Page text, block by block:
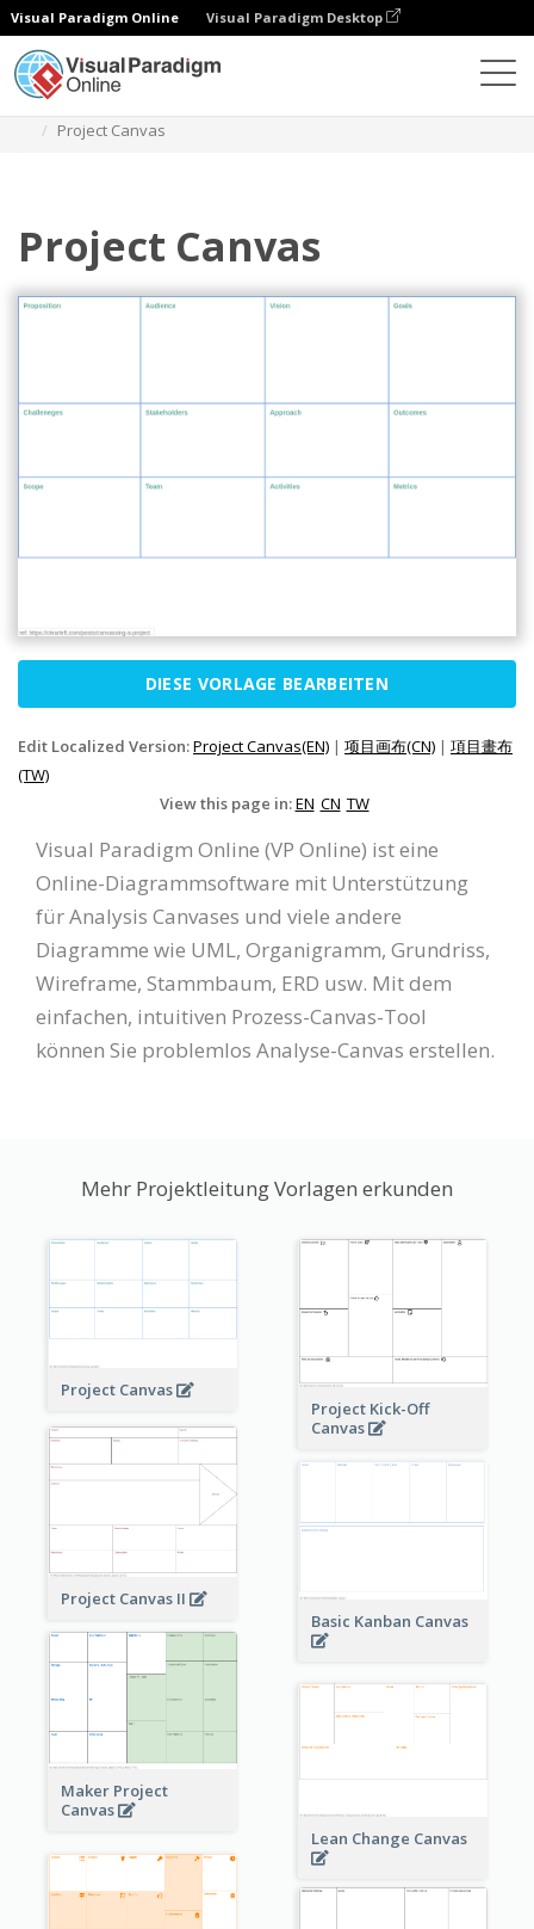
Visual Paradigm Online Visual Paradigm Desktop
Project Canvas
Project Canvas
DIESE VORLAGE BEARBEITEN
Edit Localized Version:Project Canvas(EN) | 项目画布(CN) | 項目畫布
(TW)
View this page in:EN CN TW
Visual Paradigm Online (VP Online) ist eine
Online-Diagrammsoftware mit Unterstützung
für Analysis Canvases und viele andere
Diagramme wie UML, Organigramm, Grundriss,
Wireframe, Stammbaum, ERD usw. Mit dem
einfachen, intuitiven Prozess-Canvas-Tool
können Sie problemlos Analyse-Canvas erstellen.
Mehr Projektleitung Vorlagen erkunden
Project Canvas
Project Kick-Off
Canvas
Project Canvas II
Basic Kanban Canvas
Maker Project
Canvas
Lean Change Canvas